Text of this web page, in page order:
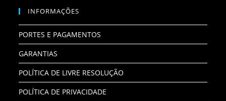
INFORMAÇÕES
PORTES E PAGAMENTOS
GARANTIAS
POLÍTICA DE LIVRE RESOLUÇÃO
POLÍTICA DE PRIVACIDADE